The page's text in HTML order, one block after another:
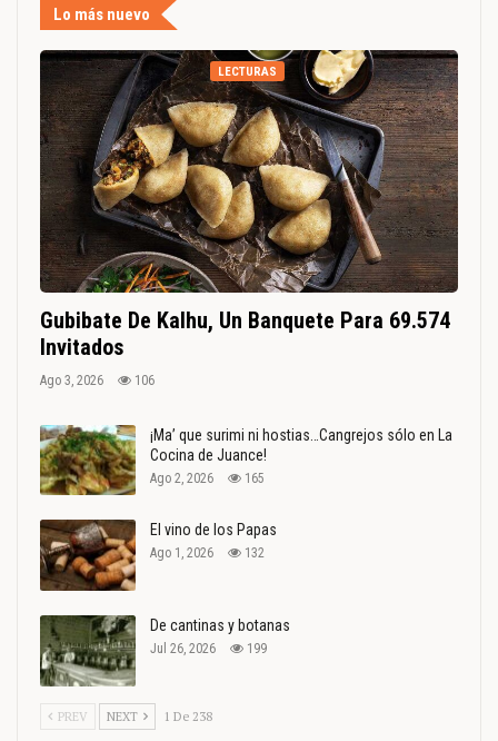
Lo más nuevo
LECTURAS
Gubibate De Kalhu, Un Banquete Para 69.574
Invitados
Ago 3, 2026 106
¡Ma’ que surimi ni hostias…Cangrejos sólo en La
Cocina de Juance!
Ago 2, 2026 165
El vino de los Papas
Ago 1, 2026 132
De cantinas y botanas
Jul 26, 2026 199
PREV NEXT 1 De 238